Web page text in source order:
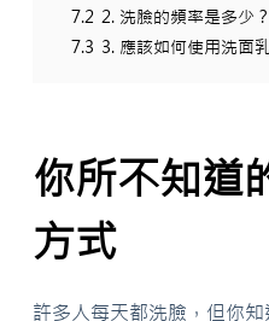
7.2 2. 洗臉的頻率是多少？
7.3 3. 應該如何使用洗面
你所不知道
方式
許多人每天都洗臉，但你